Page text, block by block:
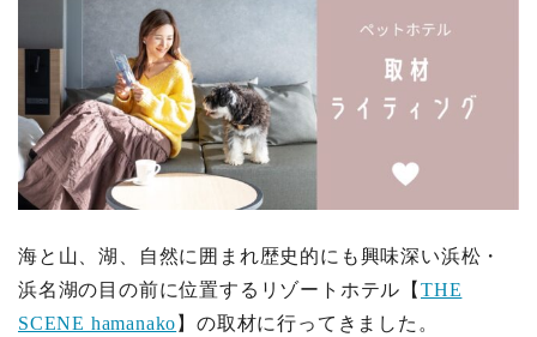
海と山、湖、自然に囲まれ歴史的にも興味深い浜松・
浜名湖の目の前に位置するリゾートホテル【 THE
SCENE hamanako 】の取材に行ってきました。